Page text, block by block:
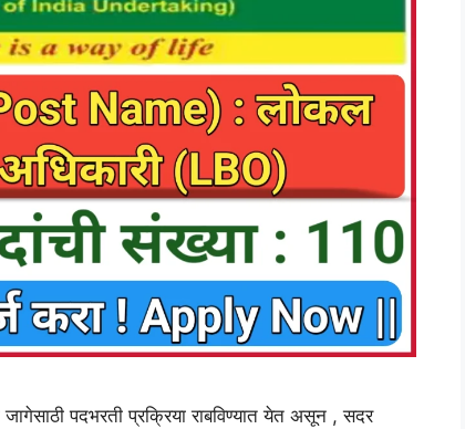
पदभरती प्रक्रिया राबविण्यात येत असून , सदर